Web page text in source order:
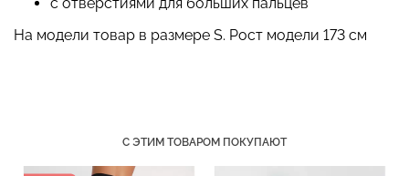
На модели товар в размере S. Рост модели 173 см
С ЭТИМ ТОВАРОМ ПОКУПАЮТ